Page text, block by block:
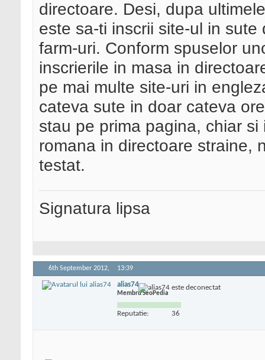
directoare. Desi, dupa
este sa-ti inscrii site-ul in
farm-uri. Conform spuselor
inscrierile in masa in
pe mai multe site-uri in
cateva sute in doar cateva
stau pe prima pagina, chiar
romana in directoare straine,
testat.
Signatura lipsa
6th September 2012, 13:39
alias74
Membru SeoPedia
Reputatie: 36